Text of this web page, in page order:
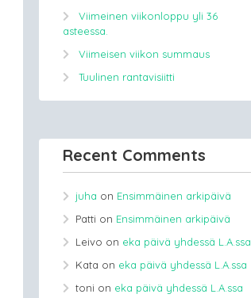
Viimeinen viikonloppu yli 36
asteessa.
Viimeisen viikon summaus
Tuulinen rantavisiitti
Recent Comments
juha on Ensimmäinen arkipäivä
Patti on Ensimmäinen arkipäivä
Leivo on eka päivä yhdessä L.A.ssa
Kata on eka päivä yhdessä L.A.ssa
toni on eka päivä yhdessä L.A.ssa